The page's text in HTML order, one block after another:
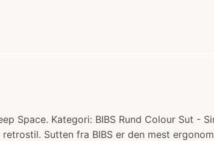
Space. Kategori: BIBS Rund Colour Sut
Sutten fra BIBS er den mest